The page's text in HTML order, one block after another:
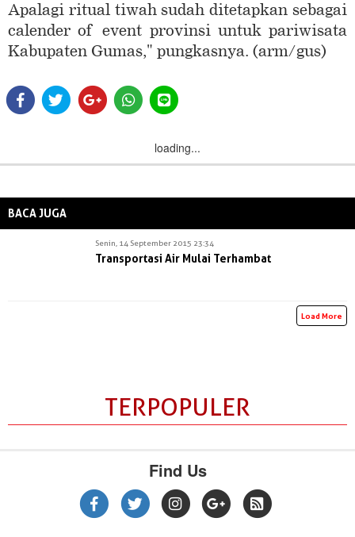
Apalagi ritual tiwah sudah ditetapkan sebagai
calender of event provinsi untuk pariwisata
Kabupaten Gumas," pungkasnya. (arm/gus)
loading...
BACA JUGA
Senin, 14 September 2015 23:34
Transportasi Air Mulai Terhambat
Load More
TERPOPULER
Find Us